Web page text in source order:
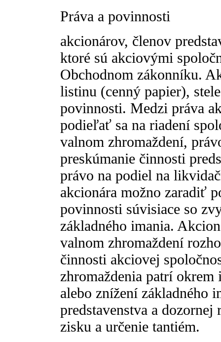
Práva a povinnosti
akcionárov, členov
ktoré sú akciovými
Obchodnom zákonníku.
listinu (cenný papier),
povinnosti. Medzi práva
podieľať sa na riadení
valnom zhromaždení,
preskúmanie činnosti
právo na podiel na
akcionára možno zaradiť
povinnosti súvisiace so
základného imania.
valnom zhromaždení
činnosti akciovej
zhromaždenia patrí
alebo znížení základného
predstavenstva a
zisku a určenie tantiém.